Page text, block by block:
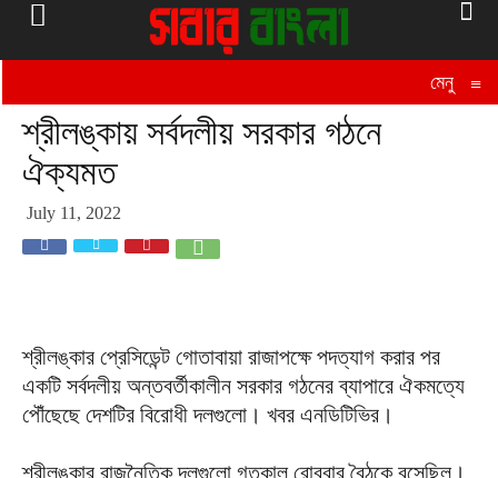
মেনু ≡
শ্রীলঙ্কায় সর্বদলীয় সরকার গঠনে
ঐক্যমত
July 11, 2022
শ্রীলঙ্কার প্রেসিডেন্ট গোতাবায়া রাজাপক্ষে পদত্যাগ করার পর
একটি সর্বদলীয় অন্তবর্তীকালীন সরকার গঠনের ব্যাপারে ঐকমত্যে
পৌঁছেছে দেশটির বিরোধী দলগুলো। খবর এনডিটিভির।
শ্রীলঙ্কার রাজনৈতিক দলগুলো গতকাল রোববার বৈঠকে বসেছিল।